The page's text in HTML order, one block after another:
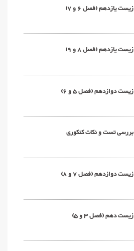
زیست یازدهم (فصل 6 و 7)
زیست یازدهم (فصل 8 و 9)
زیست دوازدهم (فصل 5 و 6)
بررسی تست و نکات کنکوری
زیست دوازدهم (فصل 7 و 8)
زیست دهم (فصل 3 و 5)